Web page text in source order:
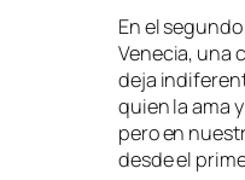
En el
Venecia, una
deja
quien la ama
pero en
desde el